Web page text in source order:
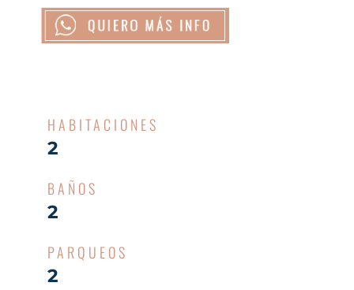
HABITACIONES
2
BAÑOS
2
PARQUEOS
2